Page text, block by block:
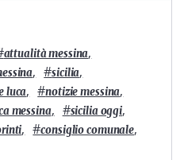
attualità messina,
, #sicilia,
luca, #notizie messina,
messina, #sicilia oggi,
, #consiglio comunale,